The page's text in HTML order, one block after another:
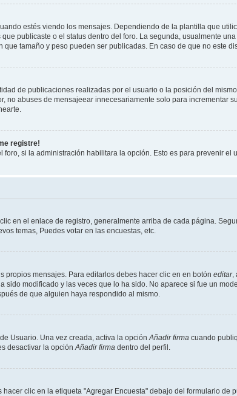
estés viendo los mensajes. Dependiendo de la plantilla que
publicaste o el status dentro del foro. La segunda, usualmente
tamaño y peso pueden ser publicadas. En caso de que no este
de publicaciones realizadas por el usuario o la posición del
no abuses de mensajeear innecesariamente solo para incrementar
registre!
si la administración habilitara la opción. Esto es para prevenir
en el enlace de registro, generalmente arriba de cada página.
temas, Puedes votar en las encuestas, etc.
propios mensajes. Para editarlos debes hacer clic en en botón editar,
modificado y las veces que lo ha sido. No aparece si fue un
de que alguien haya respondido al mismo.
Usuario. Una vez creada, activa la opciónAñadir firma cuando
desactivar la opciónAñadir firma dentro del perfil.
clic en la etiqueta "Agregar Encuesta" debajo del formulario